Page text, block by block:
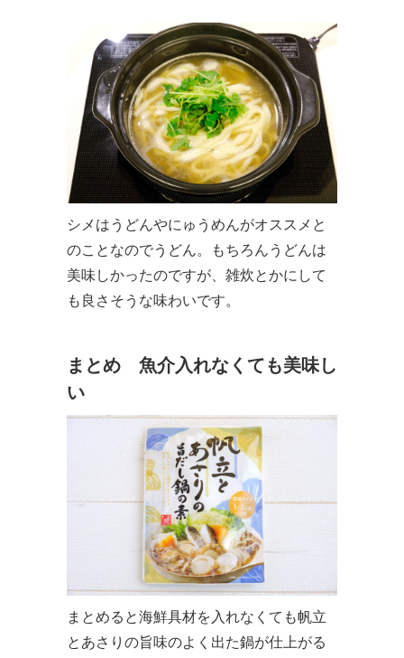
シメはうどんやにゅうめんがオススメと
のことなのでうどん。もちろんうどんは
美味しかったのですが、雑炊とかにして
も良さそうな味わいです。
まとめ 魚介入れなくても美味し
い
まとめると海鮮具材を入れなくても帆立
とあさりの旨味のよく出た鍋が仕上がる